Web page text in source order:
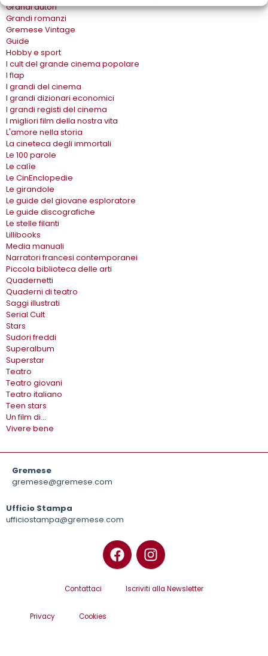
Grandi autori
Grandi romanzi
Gremese Vintage
Guide
Hobby e sport
I cult del grande cinema popolare
I flap
I grandi del cinema
I grandi dizionari economici
I grandi registi del cinema
I migliori film della nostra vita
L'amore nella storia
La cineteca degli immortali
Le 100 parole
Le calìe
Le CinEnclopedie
Le girandole
Le guide del giovane esploratore
Le guide discografiche
Le stelle filanti
Lillibooks
Media manuali
Narratori francesi contemporanei
Piccola biblioteca delle arti
Quadernetti
Quaderni di teatro
Saggi illustrati
Serial Cult
Stars
Sudori freddi
Superalbum
Superstar
Teatro
Teatro giovani
Teatro italiano
Teen stars
Un film di…
Vivere bene
Gremese
gremese@gremese.com
Ufficio Stampa
ufficiostampa@gremese.com
Contattaci Iscriviti alla Newsletter
Privacy Cookies